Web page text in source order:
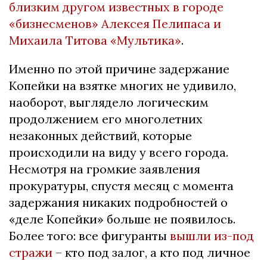
близким другом известных в городе
«бизнесменов» Алексея Пелипаса и
Михаила Титова «Мультика».
Именно по этой причине задержание
Копейки на взятке многих не удивило,
наоборот, выглядело логическим
продолжением его многолетних
незаконных действий, которые
происходили на виду у всего города.
Несмотря на громкие заявления
прокуратуры, спустя месяц с момента
задержания никаких подробностей о
«деле Копейки» больше не появилось.
Более того: все фигуранты вышли из-под
стражи – кто под залог, а кто под личное